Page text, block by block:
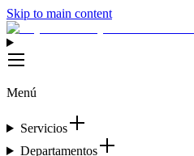
Skip to main content
Menú
Servicios
Departamentos